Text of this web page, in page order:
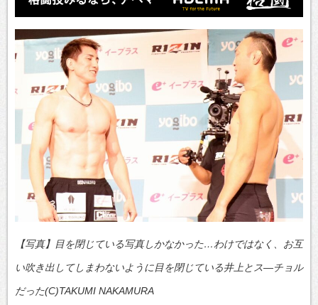
【写真】目を閉じている写真しかなかった…わけではなく、お互
い吹き出してしまわないように目を閉じている井上とス―チョル
だった(C)TAKUMI NAKAMURA